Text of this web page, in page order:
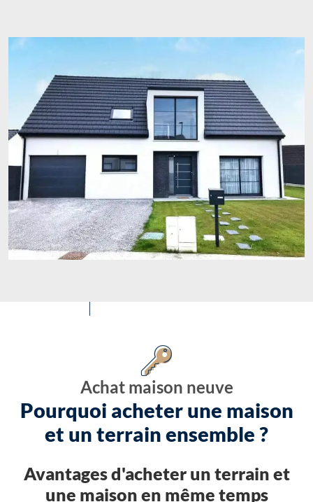
Achat maison neuve
Pourquoi acheter une maison
et un terrain ensemble ?
Avantages d'acheter un terrain et
une maison en même temps